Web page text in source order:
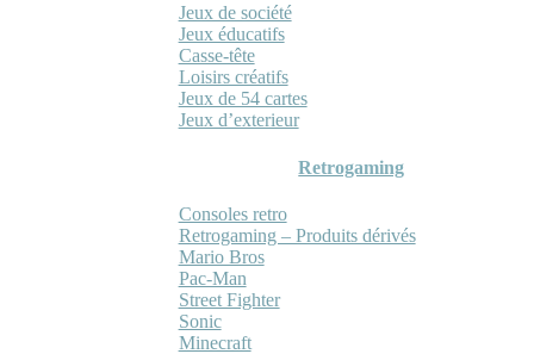
Jeux de société
Jeux éducatifs
Casse-tête
Loisirs créatifs
Jeux de 54 cartes
Jeux d’exterieur
Retrogaming
Consoles retro
Retrogaming – Produits dérivés
Mario Bros
Pac-Man
Street Fighter
Sonic
Minecraft